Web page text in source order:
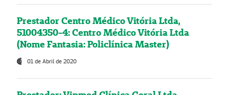
Prestador Centro Médico Vitória Ltda,
51004350-4: Centro Médico Vitória Ltda
(Nome Fantasia: Policlínica Master)
01 de Abril de 2020